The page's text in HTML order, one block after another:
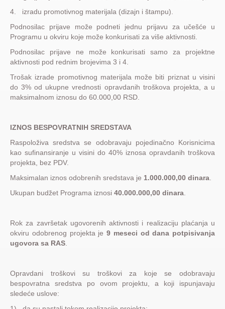
4. izradu promotivnog materijala (dizajn i štampu).
Podnosilac prijave može podneti jednu prijavu za učešće u
Programu u okviru koje može konkurisati za više aktivnosti.
Podnosilac prijave ne može konkurisati samo za projektne
aktivnosti pod rednim brojevima 3 i 4.
Trošak izrade promotivnog materijala može biti priznat u visini
do 3% od ukupne vrednosti opravdanih troškova projekta, a u
maksimalnom iznosu do 60.000,00 RSD.
IZNOS BESPOVRATNIH SREDSTAVA
Raspoloživa sredstva se odobravaju pojedinačno Korisnicima
kao sufinansiranje u visini do 40% iznosa opravdanih troškova
projekta, bez PDV.
Maksimalan iznos odobrenih sredstava je 1.000.000,00 dinara
Ukupan budžet Programa iznosi 40.000.000,00 dinara
Rok za završetak ugovorenih aktivnosti i realizaciju plaćanja u
okviru odobrenog projekta je 9 meseci od dana potpisivanja
ugovora sa RAS
Opravdani troškovi su troškovi za koje se odobravaju
bespovratna sredstva po ovom projektu, a koji ispunjavaju
sledeće uslove: